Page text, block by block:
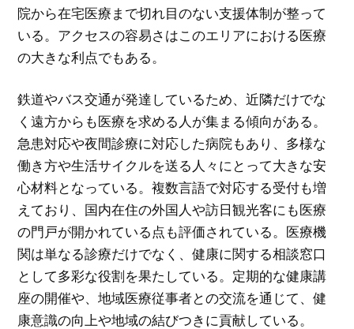
院から在宅医療まで切れ目のない支援体制が整って
いる。アクセスの容易さはこのエリアにおける医療
の大きな利点でもある。
鉄道やバス交通が発達しているため、近隣だけでな
く遠方からも医療を求める人が集まる傾向がある。
急患対応や夜間診療に対応した病院もあり、多様な
働き方や生活サイクルを送る人々にとって大きな安
心材料となっている。複数言語で対応する受付も増
えており、国内在住の外国人や訪日観光客にも医療
の門戸が開かれている点も評価されている。医療機
関は単なる診療だけでなく、健康に関する相談窓口
として多彩な役割を果たしている。定期的な健康講
座の開催や、地域医療従事者との交流を通じて、健
康意識の向上や地域の結びつきに貢献している。